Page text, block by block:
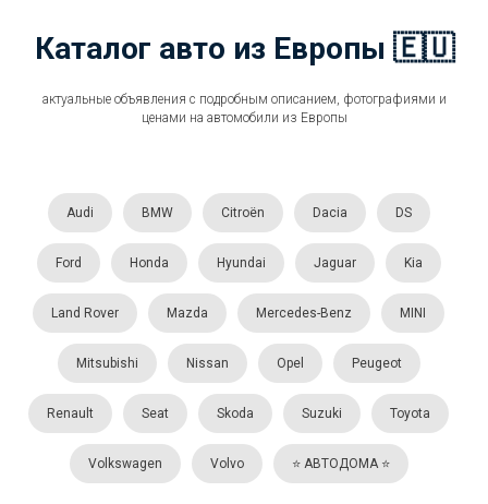
Каталог авто из Европы 🇪🇺
актуальные объявления с подробным описанием, фотографиями и
ценами на автомобили из Европы
Audi BMW Citroën Dacia DS
Ford Honda Hyundai Jaguar Kia
Land Rover Mazda Mercedes-Benz MINI
Mitsubishi Nissan Opel Peugeot
Renault Seat Skoda Suzuki Toyota
Volkswagen Volvo ⭐️ АВТОДОМА ⭐️